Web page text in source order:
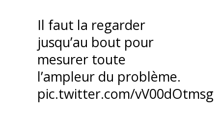
Il faut la regarder
jusqu’au bout pour
mesurer toute
l’ampleur du problème.
pic.twitter.com/vV00dOtmsg